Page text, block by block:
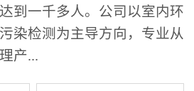
到一千多人。公司以室内环
染检测为主导方向，专业从
产...